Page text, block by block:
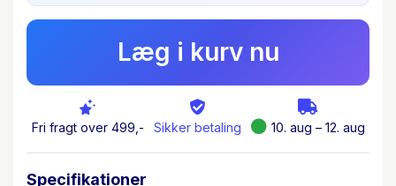
hustru og en kvinde, der udfordrede sin samtids
normer. Hun fik et barn uden for ægteskab, drev
en succesfuld modeforretning, rejste ud i
verden og engagerede sig i tidens sociale og
politiske spørgsmål. For mange var hun en
lykkejæger. For andre en stærk kvinde, der
Læg i kurv nu
Fri fragt over 499,- Sikker betaling 10. aug – 12. aug
Specifikationer